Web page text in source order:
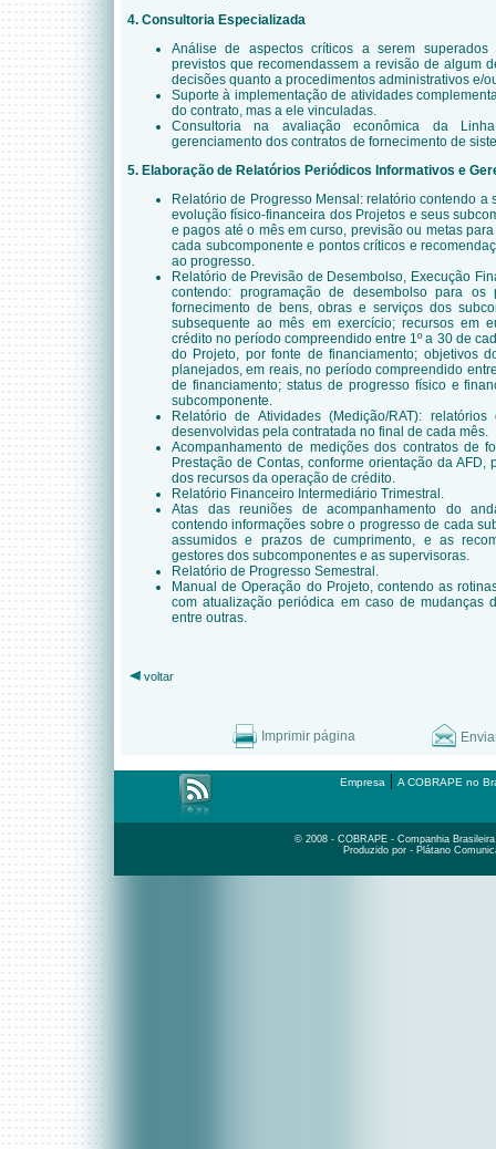
4. Consultoria Especializada
Análise de aspectos críticos a serem
previstos que recomendassem a revisão de algum
decisões quanto a procedimentos administrativos e/
Suporte à implementação de atividades
do contrato, mas a ele vinculadas.
Consultoria na avaliação econômica da
gerenciamento dos contratos de fornecimento de
5. Elaboração de Relatórios Periódicos Informativos e
Relatório de Progresso Mensal: relatório contendo a
evolução físico-financeira dos Projetos e seus
e pagos até o mês em curso, previsão ou metas
cada subcomponente e pontos críticos e
ao progresso.
Relatório de Previsão de Desembolso, Execução
contendo: programação de desembolso para os
fornecimento de bens, obras e serviços dos
subsequente ao mês em exercício; recursos em
crédito no período compreendido entre 1º a 30 de
do Projeto, por fonte de financiamento; objetivos
planejados, em reais, no período compreendido
de financiamento; status de progresso físico e
subcomponente.
Relatório de Atividades (Medição/RAT):
desenvolvidas pela contratada no final de cada mês.
Acompanhamento de medições dos contratos de
Prestação de Contas, conforme orientação da
dos recursos da operação de crédito.
Relatório Financeiro Intermediário Trimestral.
Atas das reuniões de acompanhamento do
contendo informações sobre o progresso de cada
assumidos e prazos de cumprimento, e as
gestores dos subcomponentes e as supervisoras.
Relatório de Progresso Semestral.
Manual de Operação do Projeto, contendo as
com atualização periódica em caso de mudanças
entre outras.
voltar
Imprimir página
Empresa | A COBRAPE no
© 2008 - COBRAPE - Companhia
Produzido por - Plátano